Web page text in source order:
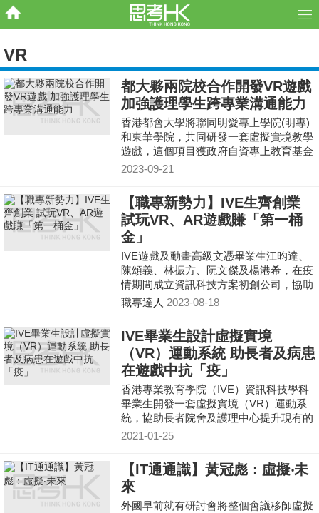
VR
都大夥兩院校合作開發VR遊戲
加強護理學生跨專業溝通能力
香港都會大學將聯同明愛專上學院(明專)
和東華學院，共同研發一套虛擬實境教學
遊戲，這個項目獲政府自資專上教育基金
轄下的質素提升支援計劃撥款797萬港
院校共約2800名護理和物理治療本科生提
供模擬訓練，加強學生對跨專業溝通的理
解和提升實踐能力。
2023-09-21
【職專新勢力】IVE生齊創業
試玩VR、AR遊戲賺「第一桶
金」
IVE遊戲及動畫高級文憑畢業生江昀達、
陳頌義、林振方、阮文傑及楊港希，在疫
情期間成立資訊科技方案初創公司，協助
商業客戶數碼化，提升運作效率。 五人
術的親子遊戲《The Pig City》。為改善
遊戲，他們曾在市集擺攤位供市民試玩，
更有玩家「課金」鼓勵團隊，成為團隊的
創業契機。
職專達人 2023-08-18
IVE畢業生設計虛擬實境
（VR）運動系統 助長者及病患
在遊戲中抗「疫」
香港專業教育學院（IVE）資訊科技學科
畢業生開發一套虛擬實境（VR）運動系
統，協助長者院舍及護理中心提升現有的
健身器材，變身為3D電競遊戲，讓用家
2021-01-25
【IT通通識】黃冠彪：虛擬‧未
來
外國早前就有研討會將整個會議移師虛擬